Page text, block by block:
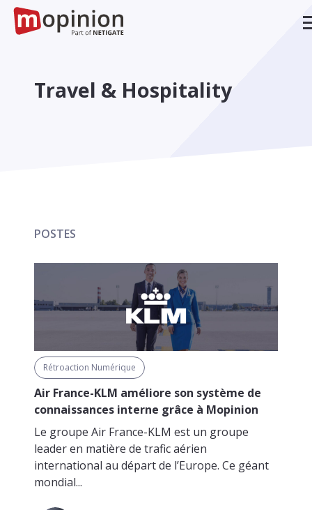
Travel & Hospitality
POSTES
Rétroaction Numérique
Air France-KLM améliore son système de
connaissances interne grâce à Mopinion
Le groupe Air France-KLM est un groupe
leader en matière de trafic aérien
international au départ de l’Europe. Ce géant
mondial...